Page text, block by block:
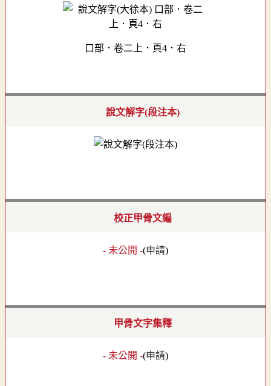
口部．卷二上．頁4．右
說文解字(段注本)
校正甲骨文編
- 未公開 -(申請)
甲骨文字集釋
- 未公開 -(申請)